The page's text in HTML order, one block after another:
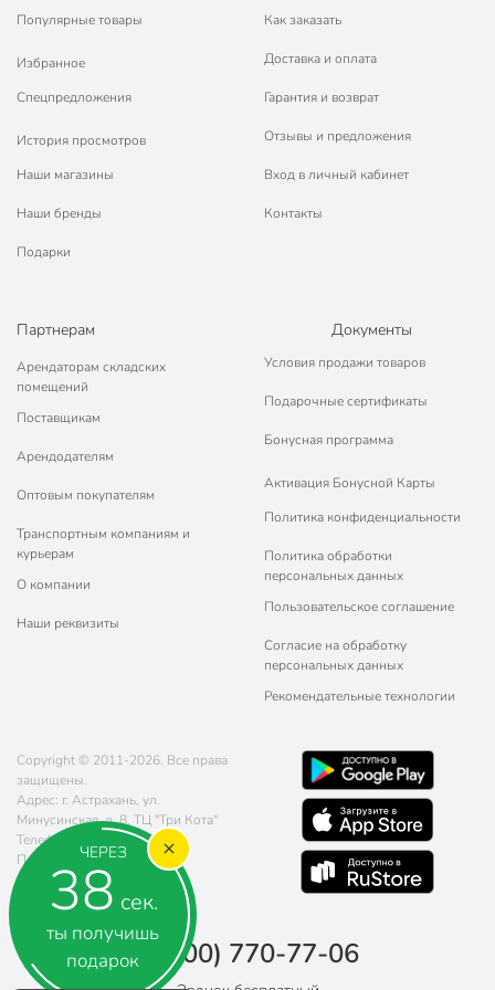
ЧЕРЕЗ
37 сек.
ты получишь
подарок
Популярные товары
Избранное
Спецпредложения
История просмотров
Наши магазины
Наши бренды
Подарки
Как заказать
Доставка и оплата
Гарантия и возврат
Отзывы и предложения
Вход в личный кабинет
Контакты
Партнерам
Арендаторам складских
помещений
Поставщикам
Арендодателям
Оптовым покупателям
Транспортным компаниям и
курьерам
О компании
Наши реквизиты
Документы
Условия продажи товаров
Подарочные сертификаты
Бонусная программа
Активация Бонусной Карты
Политика конфиденциальности
Политика обработки
персональных данных
Пользовательское соглашение
Согласие на обработку
персональных данных
Рекомендательные технологии
Copyright © 2011-2026. Все права
защищены.
Адрес: г. Астрахань, ул.
Минусинская, д. 8, ТЦ "Три Кота"
Телефон:
8 (800) 770-77-06
Почта:
sales@poryadok.ru
8 (800) 770-77-06